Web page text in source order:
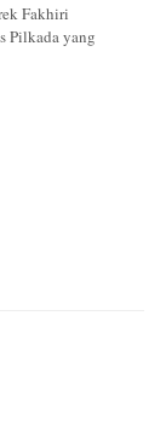
Fakhiri
Pilkada yang